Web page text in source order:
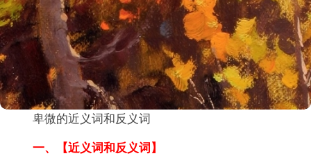
卑微的近义词和反义词
一、【近义词和反义词】